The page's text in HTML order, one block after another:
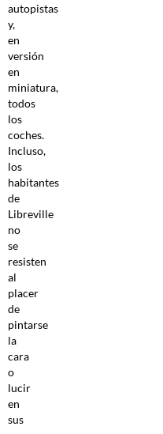
autopistas
y,
en
versión
en
miniatura,
todos
los
coches.
Incluso,
los
habitantes
de
Libreville
no
se
resisten
al
placer
de
pintarse
la
cara
o
lucir
en
sus